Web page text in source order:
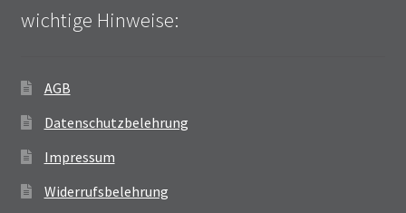
wichtige Hinweise:
AGB
Datenschutzbelehrung
Impressum
Widerrufsbelehrung